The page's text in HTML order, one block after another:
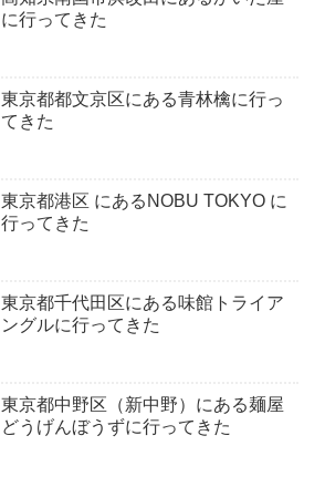
に行ってきた
東京都都文京区にある青林檎に行っ
てきた
東京都港区 にあるNOBU TOKYO に
行ってきた
東京都千代田区にある味館トライア
ングルに行ってきた
東京都中野区（新中野）にある麺屋
どうげんぼうずに行ってきた